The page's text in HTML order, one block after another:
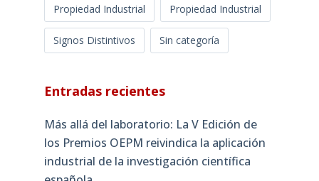
Propiedad Industrial Propiedad Industrial
Signos Distintivos Sin categoría
Entradas recientes
Más allá del laboratorio: La V Edición de
los Premios OEPM reivindica la aplicación
industrial de la investigación científica